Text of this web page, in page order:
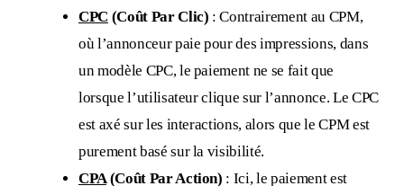
CPC (Coût Par Clic) : Contrairement au CPM,
où l’annonceur paie pour des impressions, dans
un modèle CPC, le paiement ne se fait que
lorsque l’utilisateur clique sur l’annonce. Le CPC
est axé sur les interactions, alors que le CPM est
purement basé sur la visibilité.
CPA(Coût Par Action) : Ici, le paiement est